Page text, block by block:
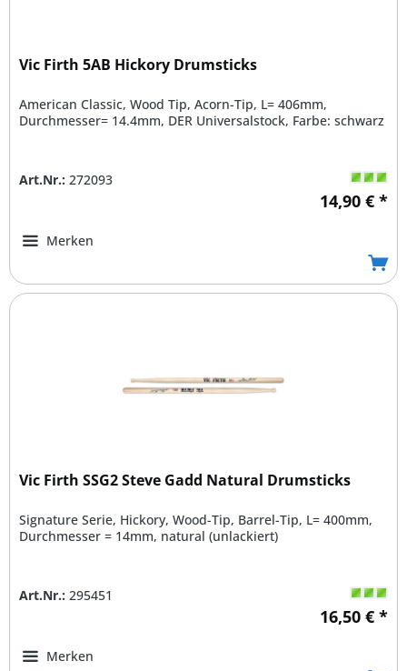
Vic Firth 5AB Hickory Drumsticks
American Classic, Wood Tip, Acorn-Tip, L= 406mm,
Durchmesser= 14.4mm, DER Universalstock, Farbe: schwarz
Art.Nr.: 272093
14,90 € *
Merken
Vic Firth SSG2 Steve Gadd Natural Drumsticks
Signature Serie, Hickory, Wood-Tip, Barrel-Tip, L= 400mm,
Durchmesser = 14mm, natural (unlackiert)
Art.Nr.: 295451
16,50 € *
Merken